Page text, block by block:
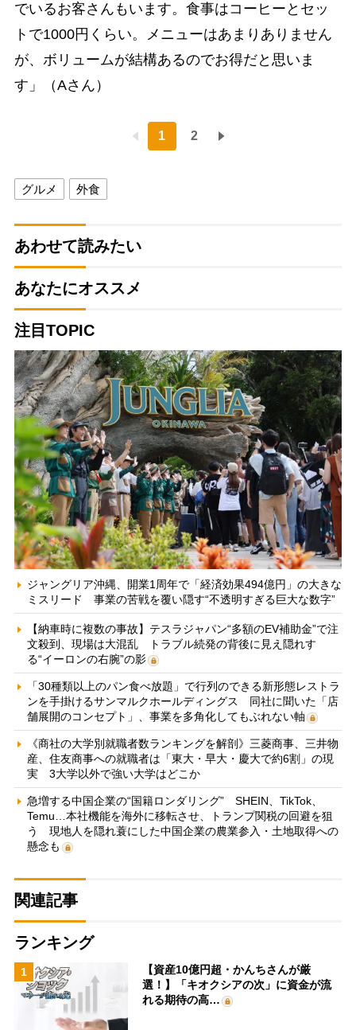
でいるお客さんもいます。食事はコーヒーとセッ
トで1000円くらい。メニューはあまりありません
が、ボリュームが結構あるのでお得だと思いま
す」（Aさん）
1 2
グルメ 外食
あわせて読みたい
あなたにオススメ
注目TOPIC
ジャングリア沖縄、開業1周年で「経済効果494億円」の大きな
ミスリード 事業の苦戦を覆い隠す“不透明すぎる巨大な数字”
【納車時に複数の事故】テスラジャパン“多額のEV補助金”で注
文殺到、現場は大混乱 トラブル続発の背後に見え隠れす
る“イーロンの右腕”の影
「30種類以上のパン食べ放題」で行列のできる新形態レストラ
ンを手掛けるサンマルクホールディングス 同社に聞いた「店
舗展開のコンセプト」、事業を多角化してもぶれない軸
《商社の大学別就職者数ランキングを解剖》三菱商事、三井物
産、住友商事への就職者は「東大・早大・慶大で約6割」の現
実 3大学以外で強い大学はどこか
急増する中国企業の“国籍ロンダリング” SHEIN、TikTok、
Temu…本社機能を海外に移転させ、トランプ関税の回避を狙
う 現地人を隠れ蓑にした中国企業の農業参入・土地取得への
懸念も
関連記事
ランキング
1
【資産10億円超・かんちさんが厳
選！】「キオクシアの次」に資金が流
れる期待の高…